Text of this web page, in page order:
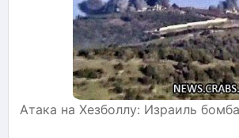
Атака на Хезболлу: Израиль